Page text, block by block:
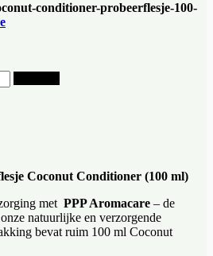
conditioner-probeerflesje-100-
Coconut Conditioner (100 ml)
met PPP Aromacare – de
natuurlijke en verzorgende
bevat ruim 100 ml Coconut